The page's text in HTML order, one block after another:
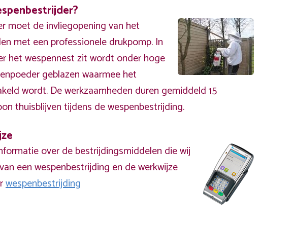
moet de invliegopening van het
met een professionele drukpomp. In
het wespennest zit wordt onder hoge
geblazen waarmee het
wordt. De werkzaamheden duren gemiddeld 15
thuisblijven tijdens de wespenbestrijding.
over de bestrijdingsmiddelen die wij
een wespenbestrijding en de werkwijze
wespenbestrijding